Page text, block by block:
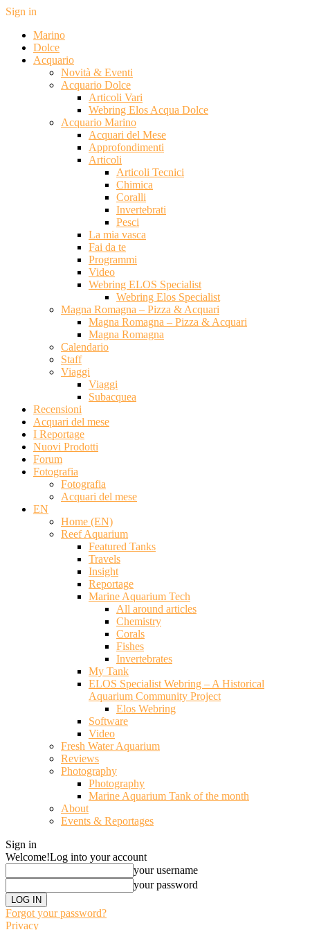
Sign in
Marino
Dolce
Acquario
Novità & Eventi
Acquario Dolce
Articoli Vari
Webring Elos Acqua Dolce
Acquario Marino
Acquari del Mese
Approfondimenti
Articoli
Articoli Tecnici
Chimica
Coralli
Invertebrati
Pesci
La mia vasca
Fai da te
Programmi
Video
Webring ELOS Specialist
Webring Elos Specialist
Magna Romagna – Pizza & Acquari
Magna Romagna – Pizza & Acquari
Magna Romagna
Calendario
Staff
Viaggi
Viaggi
Subacquea
Recensioni
Acquari del mese
I Reportage
Nuovi Prodotti
Forum
Fotografia
Fotografia
Acquari del mese
EN
Home (EN)
Reef Aquarium
Featured Tanks
Travels
Insight
Reportage
Marine Aquarium Tech
All around articles
Chemistry
Corals
Fishes
Invertebrates
My Tank
ELOS Specialist Webring – A Historical
Aquarium Community Project
Elos Webring
Software
Video
Fresh Water Aquarium
Reviews
Photography
Photography
Marine Aquarium Tank of the month
About
Events & Reportages
Sign in
Welcome!Log into your account
your username
your password
Forgot your password?
Privacy